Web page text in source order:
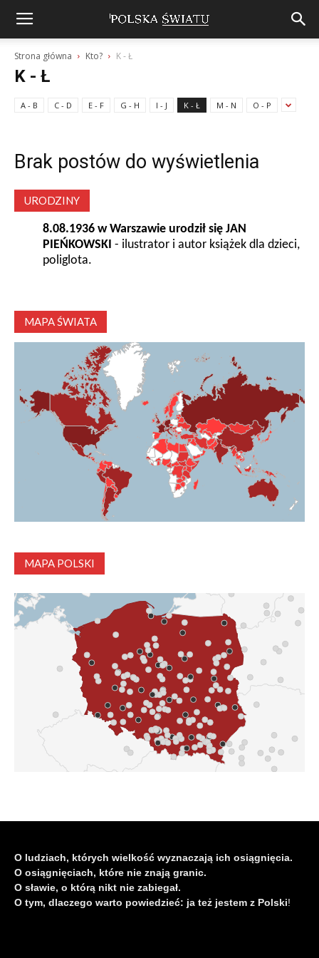
Strona główna Kto? K - Ł
K - Ł
A - B C - D E - F G - H I - J K - Ł M - N O - P
Brak postów do wyświetlenia
URODZINY
8.08.1936 w Warszawie urodził się JAN
PIEŃKOWSKI - ilustrator i autor książek dla dzieci,
poliglota.
MAPA ŚWIATA
MAPA POLSKI
O ludziach, których wielkość wyznaczają ich osiągnięcia.
O osiągnięciach, które nie znają granic.
O sławie, o którą nikt nie zabiegał.
O tym, dlaczego warto powiedzieć: ja też jestem z Polski!